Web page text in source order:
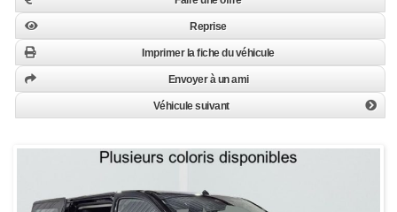
Reprise
Imprimer la fiche du véhicule
Envoyer à un ami
Véhicule suivant